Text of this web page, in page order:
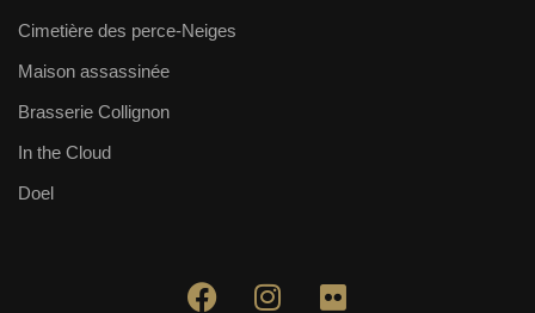
Cimetière des perce-Neiges
Maison assassinée
Brasserie Collignon
In the Cloud
Doel